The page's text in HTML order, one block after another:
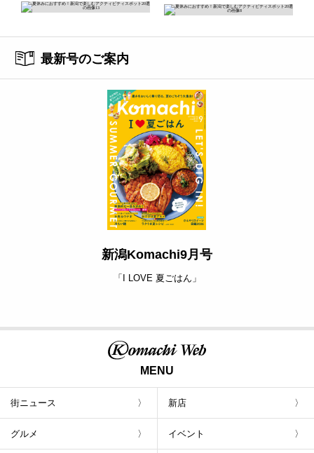
最新号のご案内
新潟Komachi9月号
「I LOVE 夏ごはん」
MENU
街ニュース 新店
グルメ イベント